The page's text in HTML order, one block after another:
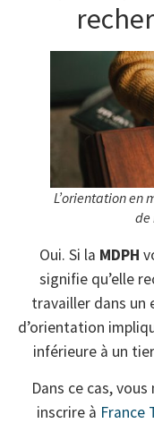
L’orientation en
de
Oui. Si la MDPH
signifie qu’elle
travailler dans un
d’orientation
inférieure à un
Dans ce cas,
inscrire à France